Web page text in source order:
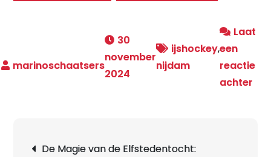
30
november
2024
ijshockey,
nijdam
Laat
een
reactie
achter
De Magie van de Elfstedentocht: